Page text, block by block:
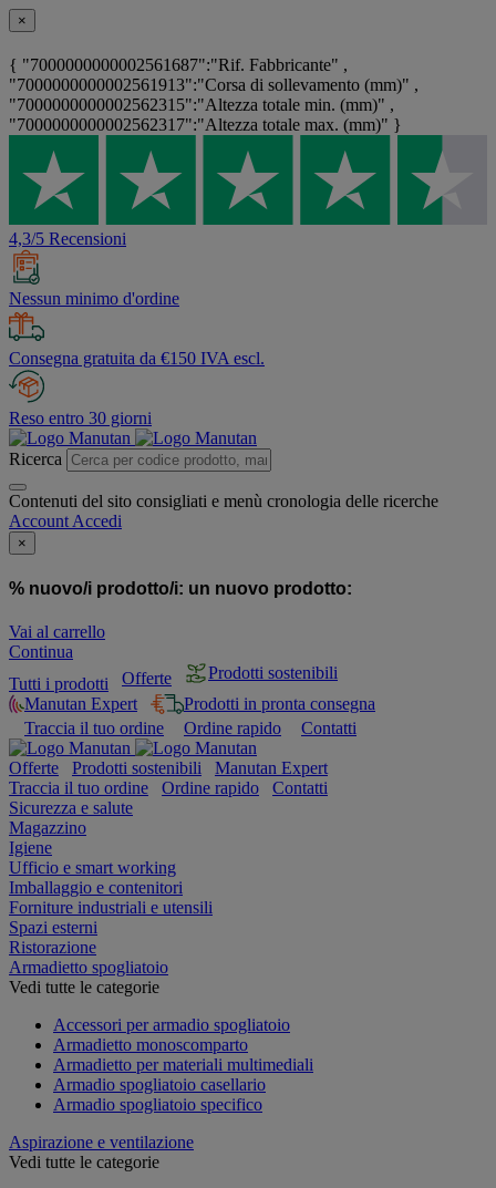
×
{ "7000000000002561687":"Rif. Fabbricante" ,
"7000000000002561913":"Corsa di sollevamento (mm)" ,
"7000000000002562315":"Altezza totale min. (mm)" ,
"7000000000002562317":"Altezza totale max. (mm)" }
4,3/5 Recensioni
Nessun minimo d'ordine
Consegna gratuita da €150 IVA escl.
Reso entro 30 giorni
Ricerca
Contenuti del sito consigliati e menù cronologia delle ricerche
Account Accedi
×
% nuovo/i prodotto/i: un nuovo prodotto:
Vai al carrello
Continua
Tutti i prodotti
Offerte
Prodotti sostenibili
Manutan Expert
Prodotti in pronta consegna
Traccia il tuo ordine
Ordine rapido Contatti
Offerte Prodotti sostenibili
Manutan Expert
Traccia il tuo ordine
Ordine rapido
Contatti
Sicurezza e salute
Magazzino
Igiene
Ufficio e smart working
Imballaggio e contenitori
Forniture industriali e utensili
Spazi esterni
Ristorazione
Armadietto spogliatoio
Vedi tutte le categorie
Accessori per armadio spogliatoio
Armadietto monoscomparto
Armadietto per materiali multimediali
Armadio spogliatoio casellario
Armadio spogliatoio specifico
Aspirazione e ventilazione
Vedi tutte le categorie